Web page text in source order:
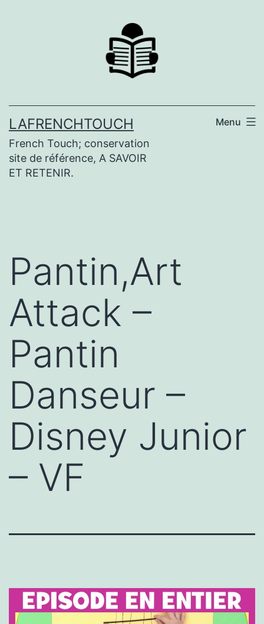
LAFRENCHTOUCH
French Touch; conservation
site de référence, A SAVOIR
ET RETENIR.
Menu
Pantin,Art
Attack –
Pantin
Danseur –
Disney Junior
– VF